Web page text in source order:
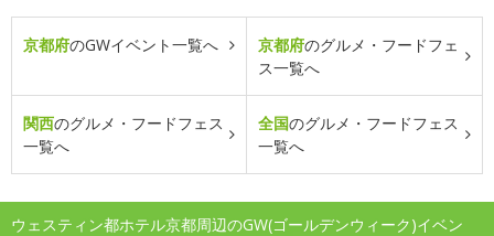
京都府のGWイベント一覧へ 京都府のグルメ・フードフェ
ス一覧へ
関西のグルメ・フードフェス
一覧へ
全国のグルメ・フードフェス
一覧へ
ウェスティン都ホテル京都周辺のGW(ゴールデンウィーク)イベン